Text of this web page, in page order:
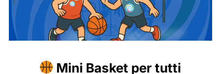
Mini Basket per tutti